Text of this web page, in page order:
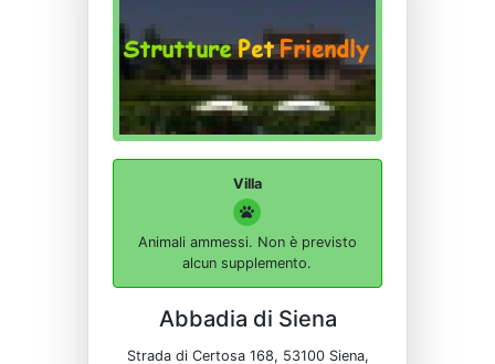
Villa
Animali ammessi. Non è previsto
alcun supplemento.
Abbadia di Siena
Strada di Certosa 168, 53100 Siena,